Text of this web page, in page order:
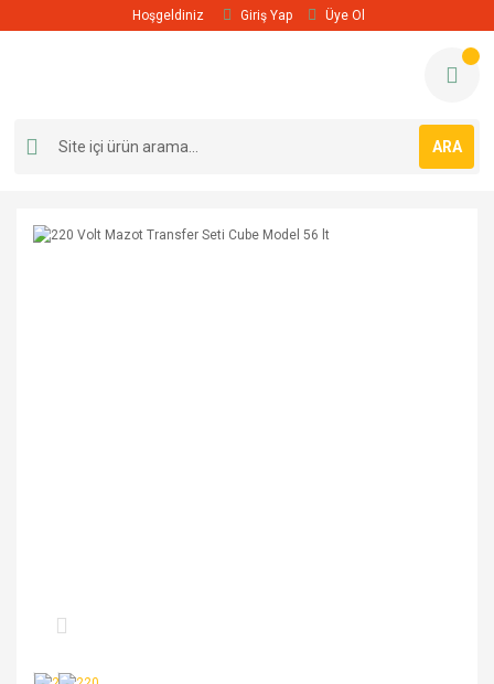
Hoşgeldiniz Giriş Yap Üye Ol
ARA